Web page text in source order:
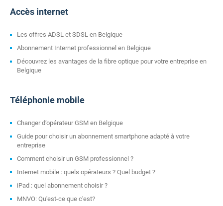
Accès internet
Les offres ADSL et SDSL en Belgique
Abonnement Internet professionnel en Belgique
Découvrez les avantages de la fibre optique pour votre entreprise en
Belgique
Téléphonie mobile
Changer d’opérateur GSM en Belgique
Guide pour choisir un abonnement smartphone adapté à votre
entreprise
Comment choisir un GSM professionnel ?
Internet mobile : quels opérateurs ? Quel budget ?
iPad : quel abonnement choisir ?
MNVO: Qu'est-ce que c'est?